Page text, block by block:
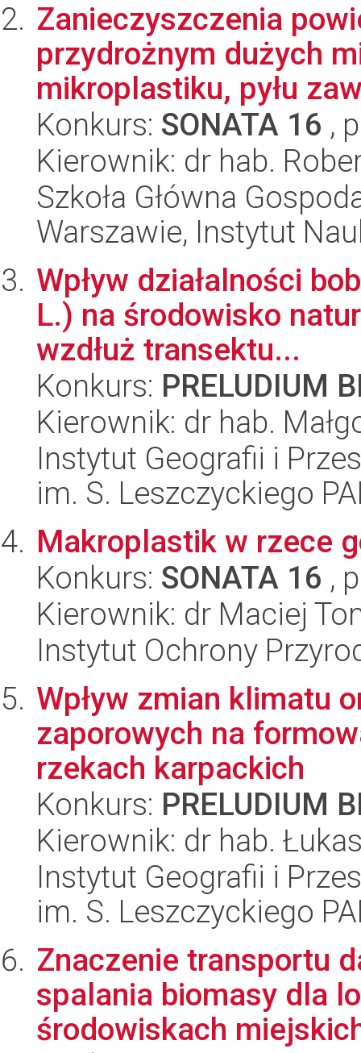
Zanieczyszczenia
przydrożnym dużych
mikroplastiku, pyłu
Konkurs: SONATA 16 ,
Kierownik: dr hab.
Szkoła Główna
Warszawie, Instytut
Wpływ działalności
L.) na środowisko
wzdłuż transektu...
Konkurs: PRELUDIUM
Kierownik: dr hab.
Instytut Geografii i
im. S. Leszczyckiego
Makroplastik w rzece
Konkurs: SONATA 16 ,
Kierownik: dr Maciej
Instytut Ochrony
Wpływ zmian klimatu
zaporowych na
rzekach karpackich
Konkurs: PRELUDIUM
Kierownik: dr hab.
Instytut Geografii i
im. S. Leszczyckiego
Znaczenie transportu
spalania biomasy dla
środowiskach